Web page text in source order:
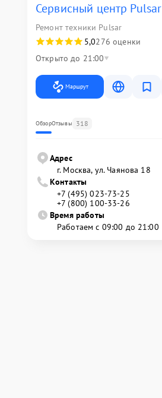
Сервисный центр Pulsar
Ремонт техники Pulsar
5,0276 оценки
Открыто до 21:00
Маршрут
ОбзорОтзывы 318
Адрес
г. Москва, ул. Чаянова 18
Контакты
+7 (495) 023-73-25
+7 (800) 100-33-26
Время работы
Работаем с 09:00 до 21:00